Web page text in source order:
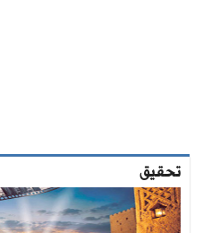
تحقيق